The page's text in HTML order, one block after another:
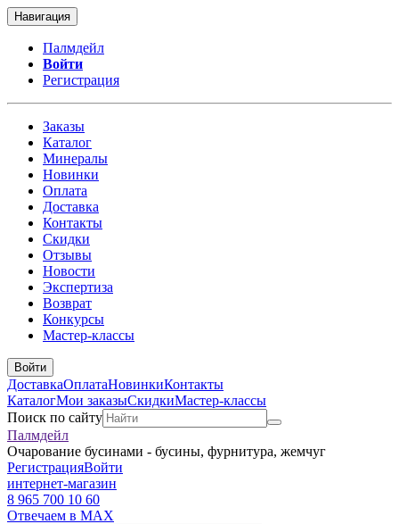
Навигация
Палмдейл
Войти
Регистрация
Заказы
Каталог
Минералы
Новинки
Оплата
Доставка
Контакты
Скидки
Отзывы
Новости
Экспертиза
Возврат
Конкурсы
Мастер-классы
Войти
ДоставкаОплатаНовинкиКонтакты
КаталогМои заказыСкидкиМастер-классы
Поиск по сайту
Палмдейл
Очарование бусинами - бусины, фурнитура, жемчуг
РегистрацияВойти
интернет-магазин
8 965 700 10 60
Отвечаем в MAX